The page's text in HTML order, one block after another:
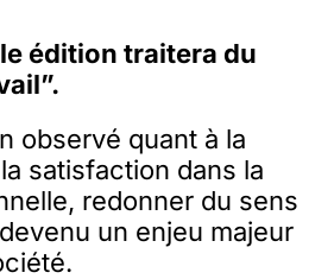
édition traitera du
observé quant à la
satisfaction dans la
redonner du sens
un enjeu majeur